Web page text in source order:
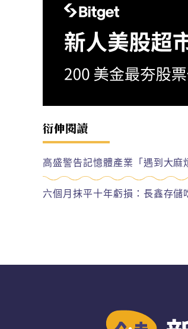
衍伸閱讀
高盛警告記憶體產業「遇到大
六個月抹平十年虧損：長鑫存